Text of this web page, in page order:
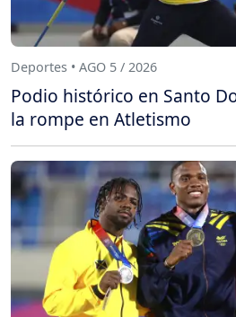
Deportes • AGO 5 / 2026
Podio histórico en Santo
la rompe en Atletismo